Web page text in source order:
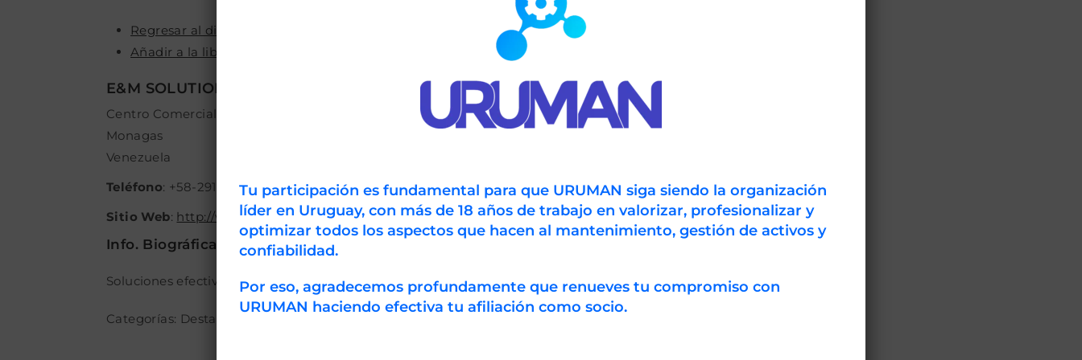
Regresar al directorio
Añadir a la libreta de direcciones.
E&M SOLUTIONS
Centro Comercial Petroriente (CCP), Av. Alirio Ugarte Pelayo, Nivel C1, Oficina C1-S-29, Maturín Edo.
Monagas
Venezuela
Teléfono: +58-291 4000200 / 6419732 / 6437055 Fax: +58-291 6419922
Sitio Web: http://www.eymsolutions.com/es/
Info. Biográfica
Soluciones efectivas en ingeniería y mantenimiento, garantizando la productividad y prácticas de clase mundial.
Categorías: Destacado
Tu participación es fundamental para que URUMAN siga siendo la organización
líder en Uruguay, con más de 18 años de trabajo en valorizar, profesionalizar y
optimizar todos los aspectos que hacen al mantenimiento, gestión de activos y
confiabilidad.
Por eso, agradecemos profundamente que renueves tu compromiso con
URUMAN haciendo efectiva tu afiliación como socio.